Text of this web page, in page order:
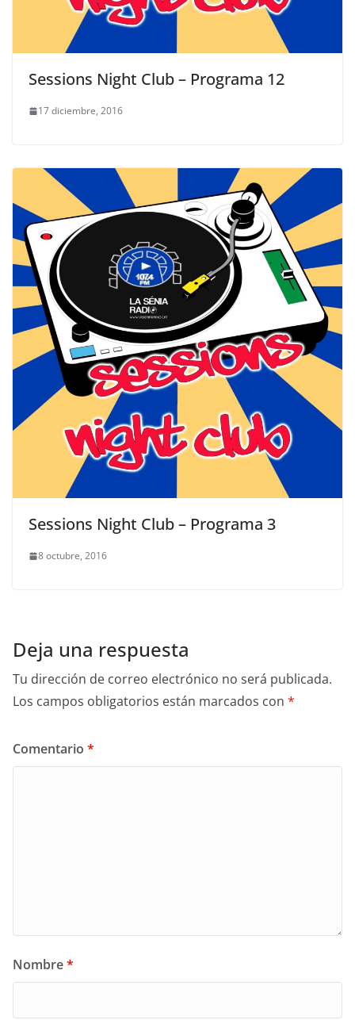
Sessions Night Club – Programa 12
17 diciembre, 2016
Sessions Night Club – Programa 3
8 octubre, 2016
Deja una respuesta
Tu dirección de correo electrónico no será publicada.
Los campos obligatorios están marcados con *
Comentario *
Nombre*